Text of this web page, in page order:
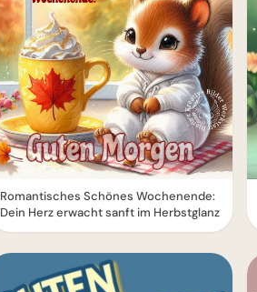
Romantisches Schönes Wochenende:
Dein Herz erwacht sanft im Herbstglanz